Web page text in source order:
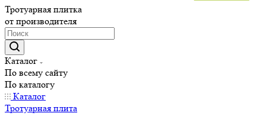
Тротуарная плитка
от производителя
Каталог
По всему сайту
По каталогу
Каталог
Тротуарная плита